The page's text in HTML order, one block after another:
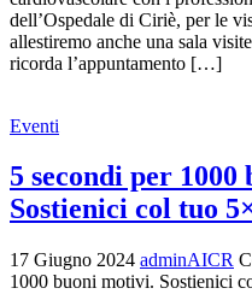
dell’Ospedale di Ciriè, per le
allestiremo anche una sala
ricorda l’appuntamento […]
Eventi
5 secondi per
Sostienici col tuo
17 Giugno 2024 adminAICR
1000 buoni motivi. Sostienici